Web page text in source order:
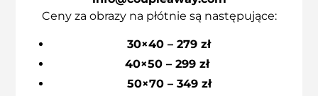
Ceny za obrazy na płótnie są następujące:
30×40 – 279 zł
40×50 – 299 zł
50×70 – 349 zł